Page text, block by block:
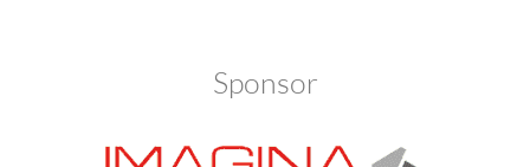
Sponsor